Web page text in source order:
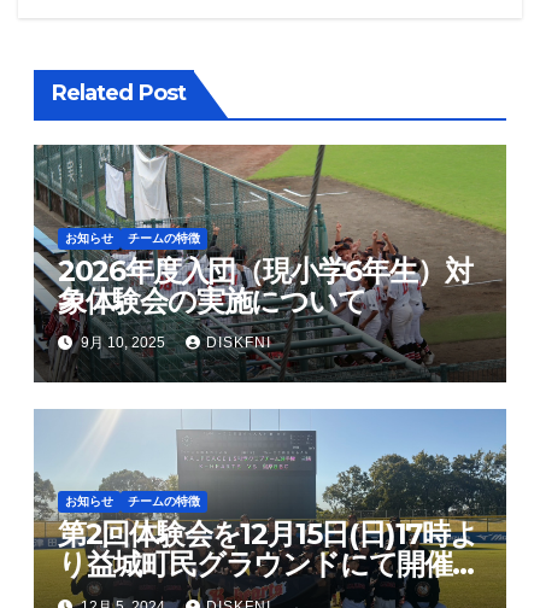
ョ
ン
Related Post
お知らせ チームの特徴
2026年度入団（現小学6年生）対
象体験会の実施について
9月 10, 2025 DISKFNI
お知らせ チームの特徴
第2回体験会を12月15日(日)17時よ
り益城町民グラウンドにて開催し
ます